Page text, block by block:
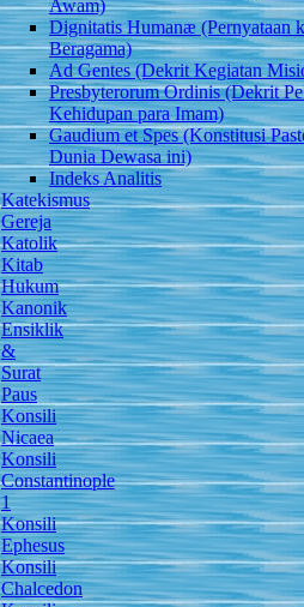
Awam)
Dignitatis Humanæ (Pernyataan
Beragama)
Ad Gentes (Dekrit Kegiatan
Presbyterorum Ordinis (Dekrit
Kehidupan para Imam)
Gaudium et Spes (Konstitusi
Dunia Dewasa ini)
Indeks Analitis
Katekismus
Gereja
Katolik
Kitab
Hukum
Kanonik
Ensiklik
&
Surat
Paus
Konsili
Nicaea
Konsili
Constantinople
1
Konsili
Ephesus
Konsili
Chalcedon